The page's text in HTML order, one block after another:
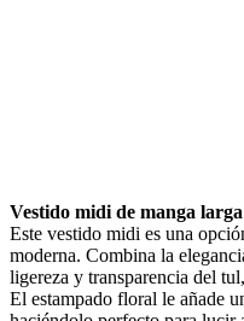
Vestido midi de manga
Este vestido midi es una
moderna. Combina la
ligereza y transparencia del
El estampado floral le añade